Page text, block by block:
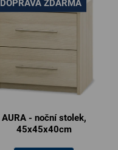
DOPRAVA ZDARMA
AURA - noční stolek,
45x45x40cm